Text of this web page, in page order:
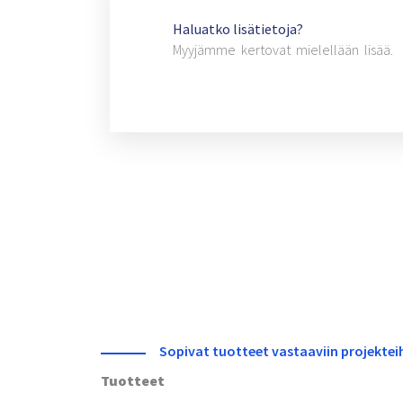
Haluatko lisätietoja?
Myyjämme kertovat mielellään lisää.
Sopivat tuotteet vastaaviin
Tuotteet